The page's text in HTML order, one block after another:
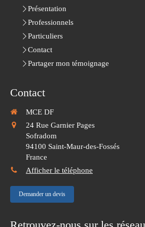
Présentation
Professionnels
Particuliers
Contact
Partager mon témoignage
Contact
MCE DF
24 Rue Garnier Pages
Sofradom
94100 Saint-Maur-des-Fossés
France
Afficher le téléphone
Demander un devis